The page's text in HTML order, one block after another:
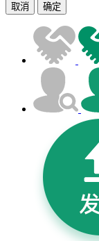
取消 确定